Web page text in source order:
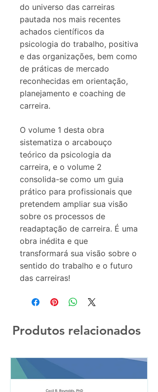
do universo das carreiras
pautada nos mais recentes
achados científicos da
psicologia do trabalho, positiva
e das organizações, bem como
de práticas de mercado
reconhecidas em orientação,
planejamento e coaching de
carreira.
O volume 1 desta obra
sistematiza o arcabouço
teórico da psicologia da
carreira, e o volume 2
consolida-se como um guia
prático para profissionais que
pretendem ampliar sua visão
sobre os processos de
readaptação de carreira. É uma
obra inédita e que
transformará sua visão sobre o
sentido do trabalho e o futuro
das carreiras!
Produtos relacionados